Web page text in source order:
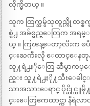
လိုက္မိတယ္ ။
သူက ထြက္သမွ်သုတ္ရည္ကို တစ္စက္
စ္ရဲ႕ အခ်စ္ရည္ေတြက အ
ယ္ ။ ကြၽန္ေတာ့လီးက ၿ
င္းႀကီးလို ေထာင္ေနတု
သူ႔ရဲ႕ႏိုေတြ ဆီမွာကပ္
ည္း သူ႔ရဲ႕ႏို႔သီးေခါင္
သာအသားေရာင္ ပိုင္ဆိုင္
င္းေတြကေထာင္ကာ နီရဲလ